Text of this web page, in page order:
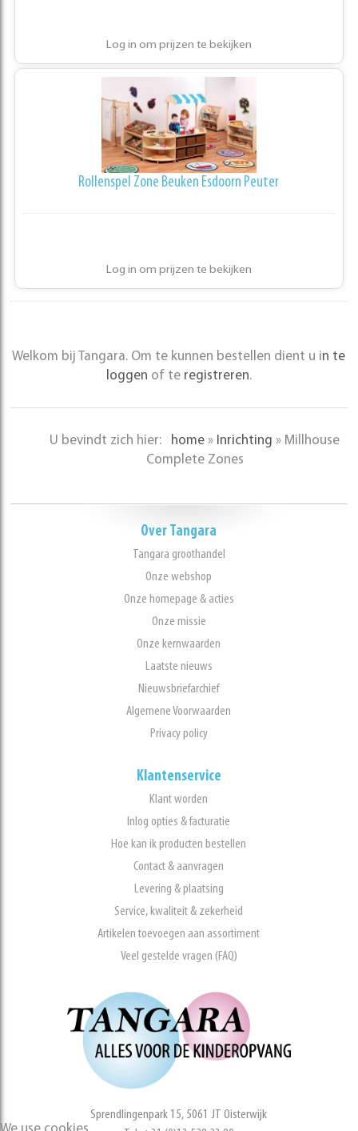
Log in om prijzen te bekijken
Rollenspel Zone Beuken Esdoorn Peuter
Log in om prijzen te bekijken
Welkom bij Tangara. Om te kunnen bestellen dient u in te
loggen of te registreren.
U bevindt zich hier: home » Inrichting » Millhouse
Complete Zones
Over Tangara
Tangara groothandel
Onze webshop
Onze homepage & acties
Onze missie
Onze kernwaarden
Laatste nieuws
Nieuwsbriefarchief
Algemene Voorwaarden
Privacy policy
Klantenservice
Klant worden
Inlog opties & facturatie
Hoe kan ik producten bestellen
Contact & aanvragen
Levering & plaatsing
Service, kwaliteit & zekerheid
Artikelen toevoegen aan assortiment
Veel gestelde vragen (FAQ)
Sprendlingenpark 15, 5061 JT Oisterwijk